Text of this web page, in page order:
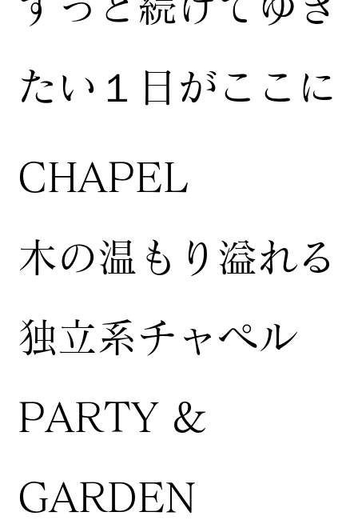
たい１日がここに
CHAPEL
木の温もり溢れる
独立系チャペル
PARTY &
GARDEN